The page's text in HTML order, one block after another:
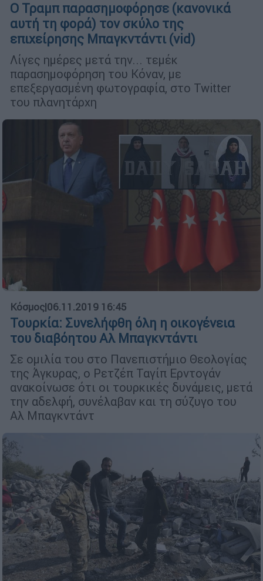
Ο Τραμπ παρασημοφόρησε (κανονικά
αυτή τη φορά) τον σκύλο της
επιχείρησης Μπαγκντάντι (vid)
Λίγες ημέρες μετά την... τεμέκ
παρασημοφόρηση του Κόναν, με
επεξεργασμένη φωτογραφία, στο Twitter
του πλανητάρχη
Κόσμος|06.11.2019 16:45
Τουρκία: Συνελήφθη όλη η οικογένεια
του διαβόητου Αλ Μπαγκντάντι
Σε ομιλία του στο Πανεπιστήμιο Θεολογίας
της Άγκυρας, ο Ρετζέπ Ταγίπ Ερντογάν
ανακοίνωσε ότι οι τουρκικές δυνάμεις, μετά
την αδελφή, συνέλαβαν και τη σύζυγο του
Aλ Μπαγκντάντ